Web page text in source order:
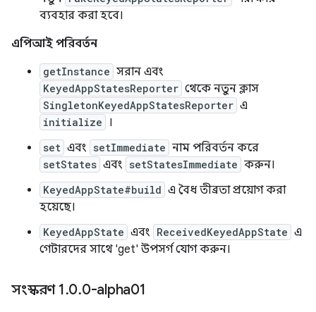
ব্যবহার করা হবে।
এপিআই পরিবর্তন
getInstance সরান এবং
KeyedAppStatesReporter থেকে নতুন ক্লাস
SingletonKeyedAppStatesReporter এ
initialize ।
set এবং setImmediate নাম পরিবর্তন করে
setStates এবং setStatesImmediate করুন।
KeyedAppState#build এ বৈধ তীব্রতা প্রয়োগ করা
হয়েছে।
KeyedAppState এবং ReceivedKeyedAppState এ
গেটারদের সাথে 'get' উপসর্গ যোগ করুন।
সংস্করণ 1.0.0-alpha01